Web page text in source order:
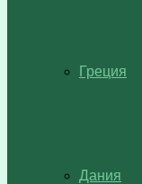
Греция
Дания